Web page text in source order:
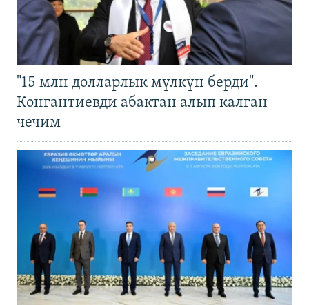
"15 млн долларлык мүлкүн берди".
Конгантиевди абактан алып калган
чечим